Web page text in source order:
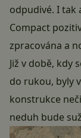
odpudivé. I tak
Compact
zpracována a
Již v době, kdy
do rukou, byly
konstrukce
neduh bude